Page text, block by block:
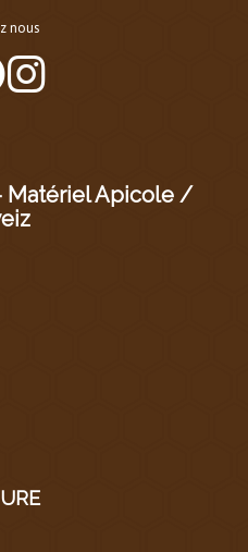
nous
Matériel Apicole /